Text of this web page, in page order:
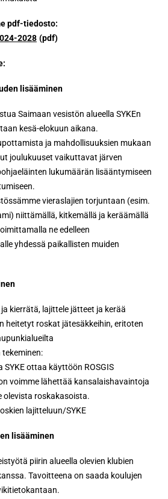
pdf-tiedosto:
2028
lisääminen
Saimaan vesistön alueella SYKEn
kesä-elokuun aikana.
ja mahdollisuuksien mukaan
joulukuuset vaikuttavat järven
lukumäärän lisääntymiseen
vieraslajien torjuntaan (esim.
niittämällä, kitkemällä ja keräämällä
ne edelleen
yhdessä paikallisten muiden
kierrätä, lajittele jätteet ja kerää
heitetyt roskat jätesäkkeihin, eritoten
SYKE ottaa käyttöön ROSGIS
voimme lähettää kansalaishavaintoja
olevista roskakasoista.
lajitteluun/SYKE
lisääminen
piirin alueella olevien klubien
Tavoitteena on saada koulujen